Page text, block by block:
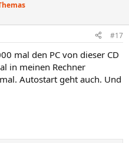
#17
mal den PC von dieser CD
in meinen Rechner
Autostart geht auch. Und